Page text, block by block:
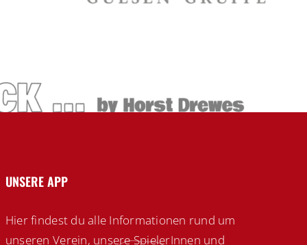
UNSERE APP
Hier findest du alle Informationen rund um
unseren Verein, unsere SpielerInnen und